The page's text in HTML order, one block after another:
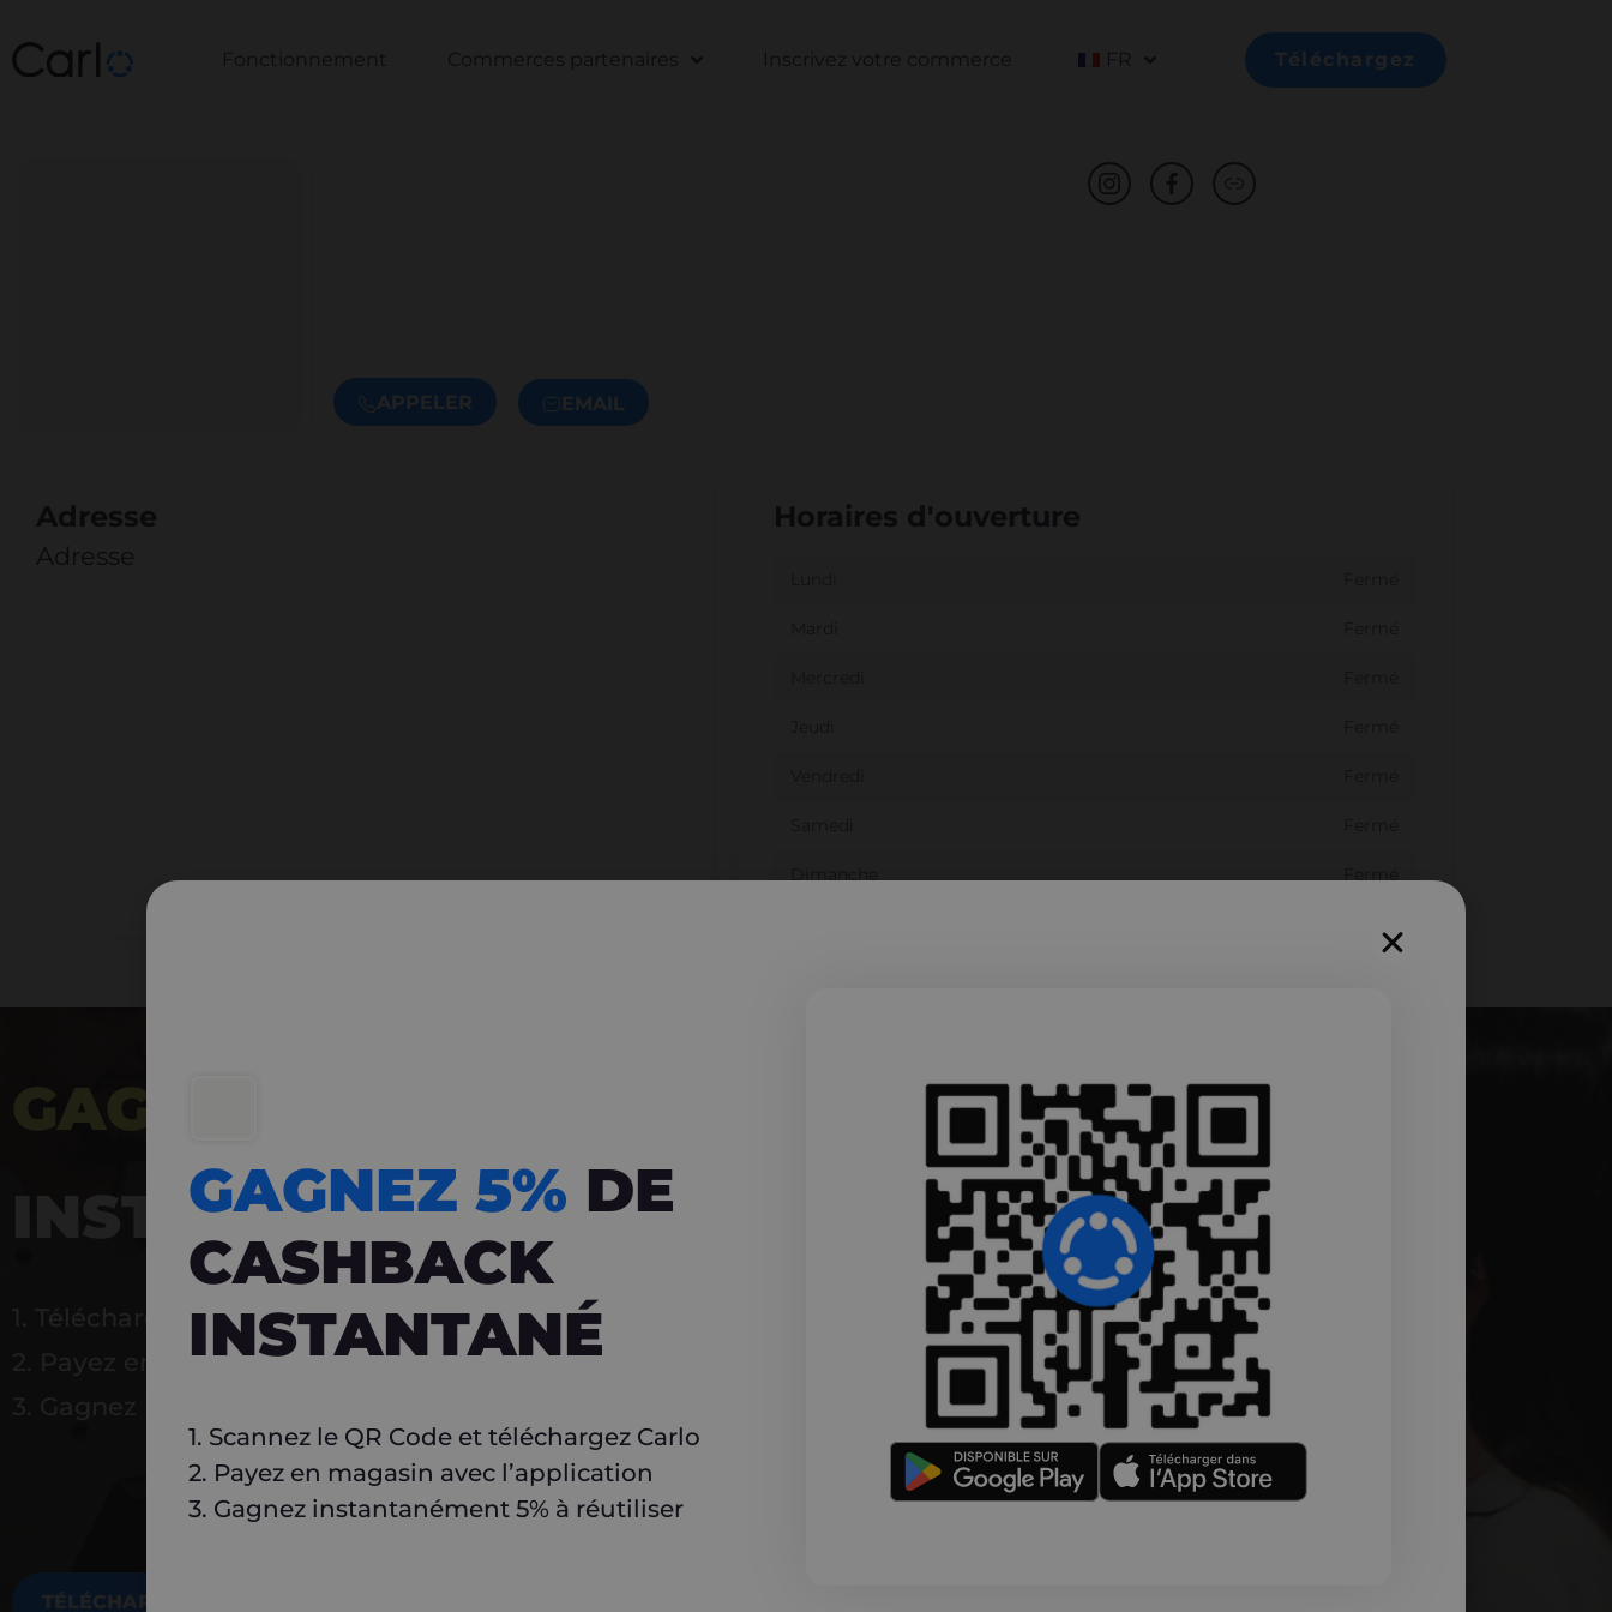
Fonctionnement Commerces partenaires Inscrivez votre commerce FR Téléchargez
APPELER EMAIL
Adresse
Adresse
Horaires d'ouverture
GAGNEZ 5%
INSTANTANÉ
1. Téléchargez Carlo
2. Payez en magasin avec l’application
TÉLÉCHARGEZ MAINTENANT
GAGNEZ 5% DE
CASHBACK
INSTANTANÉ
1. Scannez le QR Code et téléchargez Carlo
2. Payez en magasin avec l’application
3. Gagnez instantanément 5% à réutiliser